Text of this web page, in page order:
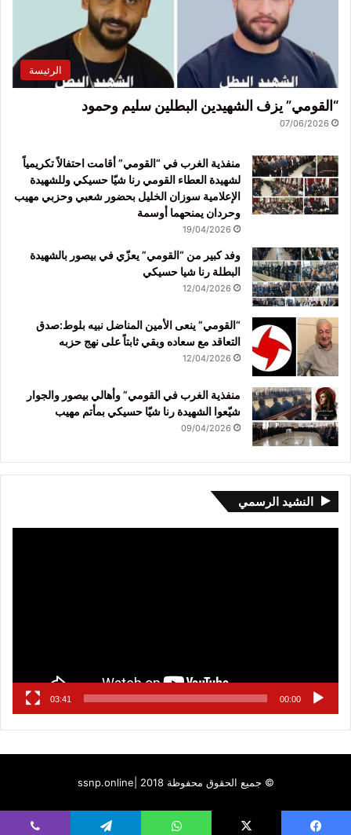
الرئيسة
“القومي” يزف الشهيدين البطلين سليم وحمود
07/06/2026
منفذية الغرب في “القومي” أقامت احتفالاً تكريمياً
لشهيدة العطاء القومي رنا شيّا حسيكي وللشهيدة
الإعلامية سوزان الخليل بحضور شعبي وحزبي مهيب
وحردان يمنحهما أوسمة
19/04/2026
وفد كبير من “القومي” يعزّي في بيصور بالشهيدة
البطلة رنا شيا حسيكي
12/04/2026
“القومي” ينعى الأمين المناضل نبيه بلوط:صدق
التعاقد مع سعاده وبقي ثابتاً على نهج حزبه
12/04/2026
منفذية الغرب في القومي” وأهالي بيصور والجوار
شيّعوا الشهيدة رنا شيّا حسيكي بمأتم مهيب
09/04/2026
النشيد الرسمي
00:00
03:41
© جميع الحقوق محفوظة 2018 | ssnp.online